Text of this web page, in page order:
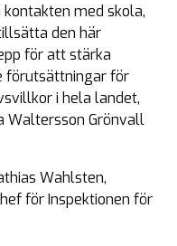
med skola,
den här
för att stärka
förutsättningar för
i hela landet,
Waltersson Grönvall
Wahlsten,
för Inspektionen för